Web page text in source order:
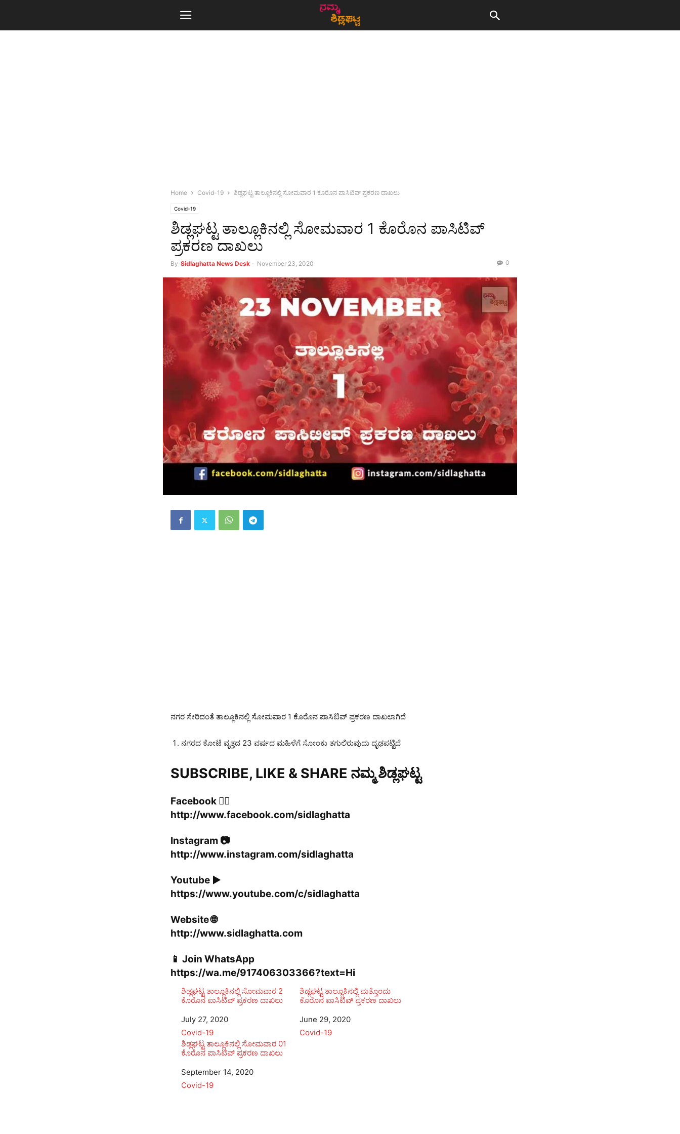
Home Covid-19 ಶಿಡ್ಲಘಟ್ಟ ತಾಲ್ಲೂಕಿನಲ್ಲಿ ಸೋಮವಾರ 1 ಕೊರೊನ ಪಾಸಿಟಿವ್ ಪ್ರಕರಣ ದಾಖಲು
Covid-19
ಶಿಡ್ಲಘಟ್ಟ ತಾಲ್ಲೂಕಿನಲ್ಲಿ ಸೋಮವಾರ 1 ಕೊರೊನ ಪಾಸಿಟಿವ್
ಪ್ರಕರಣ ದಾಖಲು
By Sidlaghatta News Desk - November 23, 2020 0
ನಗರ ಸೇರಿದಂತೆ ತಾಲ್ಲೂಕಿನಲ್ಲಿ ಸೋಮವಾರ 1 ಕೊರೊನ ಪಾಸಿಟಿವ್ ಪ್ರಕರಣ ದಾಖಲಾಗಿದೆ
ನಗರದ ಕೋಟೆ ವೃತ್ತದ 23 ವರ್ಷದ ಮಹಿಳೆಗೆ ಸೋಂಕು ತಗುಲಿರುವುದು ದೃಢಪಟ್ಟಿದೆ
SUBSCRIBE, LIKE & SHARE ನಮ್ಮ ಶಿಡ್ಲಘಟ್ಟ
Facebook 👍🏻
http://www.facebook.com/sidlaghatta
Instagram 📷
http://www.instagram.com/sidlaghatta
Youtube ▶️
https://www.youtube.com/c/sidlaghatta
Website 🌐
http://www.sidlaghatta.com
📱 Join WhatsApp
https://wa.me/917406303366?text=Hi
ಶಿಡ್ಲಘಟ್ಟ ತಾಲ್ಲೂಕಿನಲ್ಲಿ ಸೋಮವಾರ 2
ಕೊರೊನ ಪಾಸಿಟಿವ್ ಪ್ರಕರಣ ದಾಖಲು
Date
July 27, 2020
In relation to
Covid-19
ಶಿಡ್ಲಘಟ್ಟ ತಾಲ್ಲೂಕಿನಲ್ಲಿ ಮತ್ತೊಂದು
ಕೊರೊನ ಪಾಸಿಟಿವ್ ಪ್ರಕರಣ ದಾಖಲು
Date
June 29, 2020
In relation to
Covid-19
ಶಿಡ್ಲಘಟ್ಟ ತಾಲ್ಲೂಕಿನಲ್ಲಿ ಸೋಮವಾರ 01
ಕೊರೊನ ಪಾಸಿಟಿವ್ ಪ್ರಕರಣ ದಾಖಲು
Date
September 14, 2020
In relation to
Covid-19